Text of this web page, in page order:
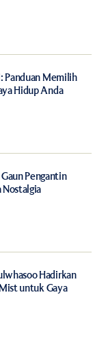
this browser for
Panduan Memilih
Hidup Anda
Pengantin
Hadirkan
untuk Gaya